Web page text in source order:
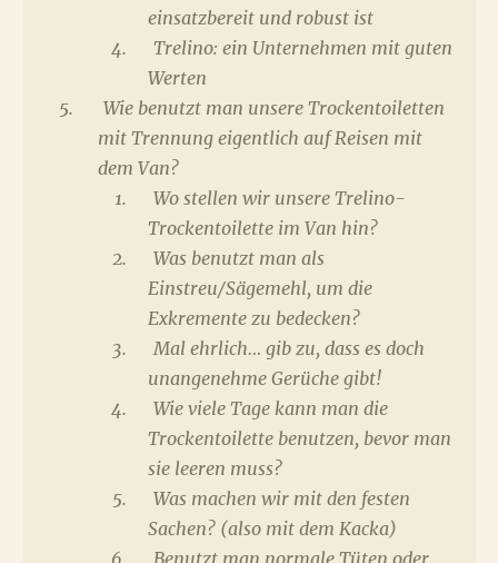
einsatzbereit und robust ist
Trelino: ein Unternehmen mit guten
Werten
Wie benutzt man unsere Trockentoiletten
mit Trennung eigentlich auf Reisen mit
dem Van?
Wo stellen wir unsere Trelino-
Trockentoilette im Van hin?
Was benutzt man als
Einstreu/Sägemehl, um die
Exkremente zu bedecken?
Mal ehrlich… gib zu, dass es doch
unangenehme Gerüche gibt!
Wie viele Tage kann man die
Trockentoilette benutzen, bevor man
sie leeren muss?
Was machen wir mit den festen
Sachen? (also mit dem Kacka)
Benutzt man normale Tüten oder